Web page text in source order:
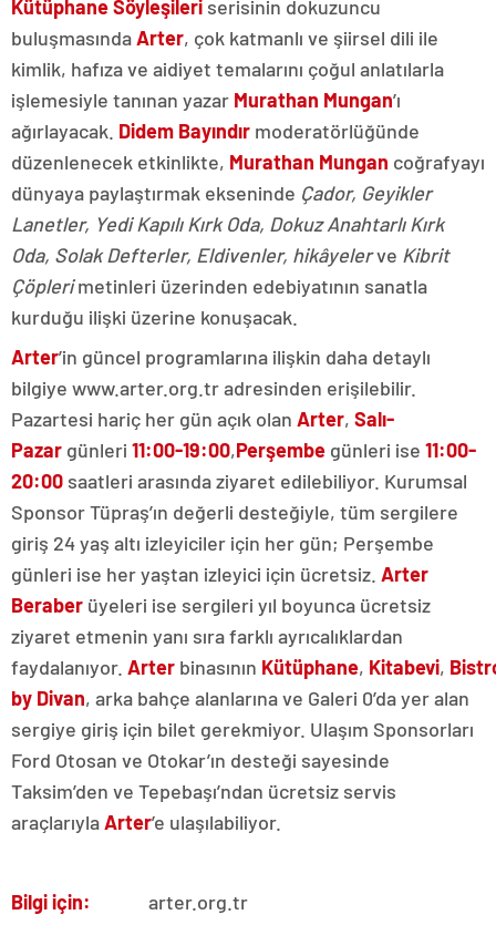
Kütüphane Söyleşileri serisinin dokuzuncu
buluşmasındaArter, çok katmanlı ve şiirsel dili ile
kimlik, hafıza ve aidiyet temalarını çoğul anlatılarla
işlemesiyle tanınan yazar Murathan Mungan’ı
ağırlayacak. Didem Bayındır moderatörlüğünde
düzenlenecek etkinlikte, Murathan Mungan coğrafyayı
dünyaya paylaştırmak ekseninde Çador, Geyikler
Lanetler, Yedi Kapılı Kırk Oda, Dokuz Anahtarlı Kırk
Oda, Solak Defterler, Eldivenler, hikâyelerve Kibrit
Çöplerimetinleri üzerinden edebiyatının sanatla
kurduğu ilişki üzerine konuşacak.
Arter’in güncel programlarına ilişkin daha detaylı
bilgiye www.arter.org.tr adresinden erişilebilir.
Pazartesi hariç her gün açık olan Arter, Salı-
Pazar günleri 11:00-19:00,Perşembe günleri ise 11:00-
20:00 saatleri arasında ziyaret edilebiliyor. Kurumsal
Sponsor Tüpraş’ın değerli desteğiyle, tüm sergilere
giriş 24 yaş altı izleyiciler için her gün; Perşembe
günleri ise her yaştan izleyici için ücretsiz. Arter
Beraber üyeleri ise sergileri yıl boyunca ücretsiz
ziyaret etmenin yanı sıra farklı ayrıcalıklardan
faydalanıyor. Arter binasının Kütüphane, Kitabevi,
by Divan, arka bahçe alanlarına ve Galeri 0’da yer alan
sergiye giriş için bilet gerekmiyor. Ulaşım Sponsorları
Ford Otosan ve Otokar’ın desteği sayesinde
Taksim’den ve Tepebaşı’ndan ücretsiz servis
araçlarıylaArter’e ulaşılabiliyor.
Bilgi için: arter.org.tr